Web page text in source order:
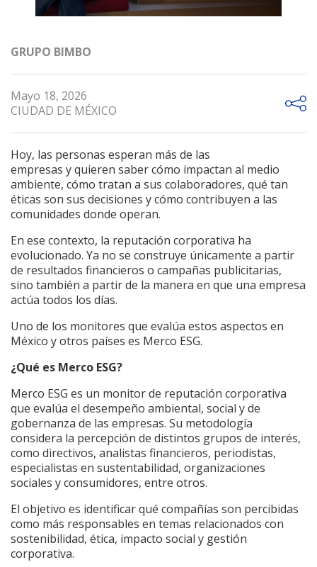
GRUPO BIMBO
Mayo 18, 2026
CIUDAD DE MÉXICO
Hoy, las personas esperan más de las
empresas y quieren saber cómo impactan al medio
ambiente, cómo tratan a sus colaboradores, qué tan
éticas son sus decisiones y cómo contribuyen a las
comunidades donde operan.
En ese contexto, la reputación corporativa ha
evolucionado. Ya no se construye únicamente a partir
de resultados financieros o campañas publicitarias,
sino también a partir de la manera en que una empresa
actúa todos los días.
Uno de los monitores que evalúa estos aspectos en
México y otros países es Merco ESG.
¿Qué es Merco ESG?
Merco ESG es un monitor de reputación corporativa
que evalúa el desempeño ambiental, social y de
gobernanza de las empresas. Su metodología
considera la percepción de distintos grupos de interés,
como directivos, analistas financieros, periodistas,
especialistas en sustentabilidad, organizaciones
sociales y consumidores, entre otros.
El objetivo es identificar qué compañías son percibidas
como más responsables en temas relacionados con
sostenibilidad, ética, impacto social y gestión
corporativa.